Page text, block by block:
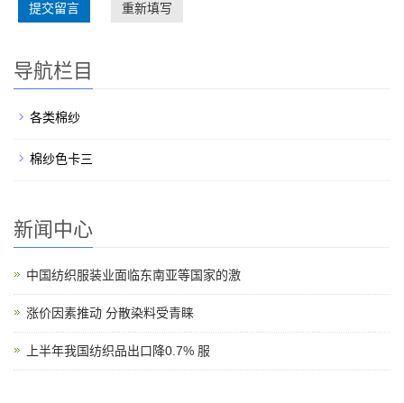
提交留言 重新填写
导航栏目
各类棉纱
棉纱色卡三
新闻中心
中国纺织服装业面临东南亚等国家的激
涨价因素推动 分散染料受青睐
上半年我国纺织品出口降0.7% 服